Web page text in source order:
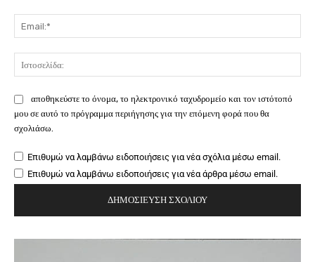
αποθηκεύστε το όνομα, το ηλεκτρονικό ταχυδρομείο και τον ιστότοπό
μου σε αυτό το πρόγραμμα περιήγησης για την επόμενη φορά που θα
σχολιάσω.
Επιθυμώ να λαμβάνω ειδοποιήσεις για νέα σχόλια μέσω email.
Επιθυμώ να λαμβάνω ειδοποιήσεις για νέα άρθρα μέσω email.